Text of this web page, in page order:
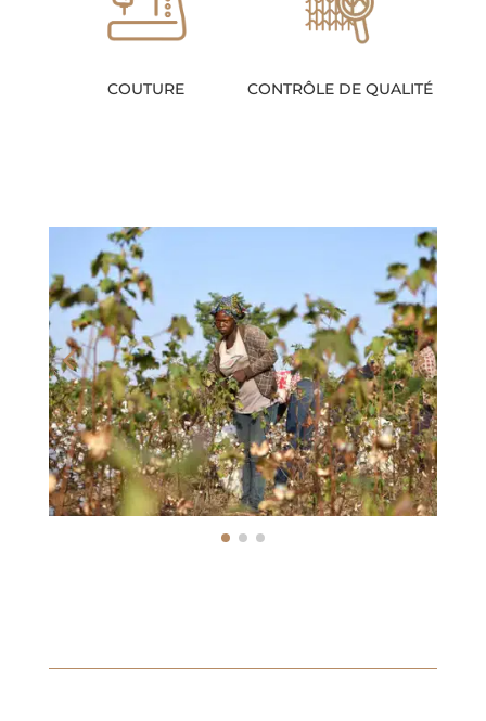
COUTURE CONTRÔLE DE QUALITÉ